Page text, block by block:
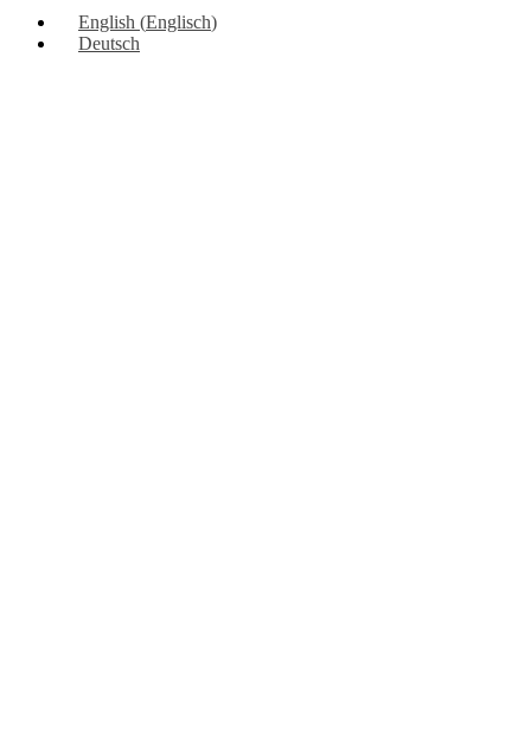
English (Englisch)
Deutsch